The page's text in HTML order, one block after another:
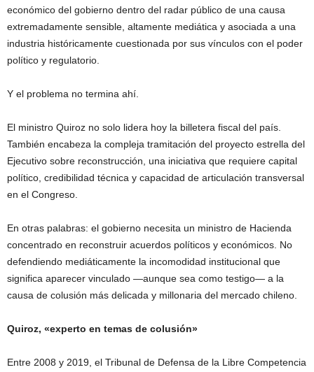
económico del gobierno dentro del radar público de una causa
extremadamente sensible, altamente mediática y asociada a una
industria históricamente cuestionada por sus vínculos con el poder
político y regulatorio.
Y el problema no termina ahí.
El ministro Quiroz no solo lidera hoy la billetera fiscal del país.
También encabeza la compleja tramitación del proyecto estrella del
Ejecutivo sobre reconstrucción, una iniciativa que requiere capital
político, credibilidad técnica y capacidad de articulación transversal
en el Congreso.
En otras palabras: el gobierno necesita un ministro de Hacienda
concentrado en reconstruir acuerdos políticos y económicos. No
defendiendo mediáticamente la incomodidad institucional que
significa aparecer vinculado —aunque sea como testigo— a la
causa de colusión más delicada y millonaria del mercado chileno.
Quiroz, «experto en temas de colusión»
Entre 2008 y 2019, el Tribunal de Defensa de la Libre Competencia